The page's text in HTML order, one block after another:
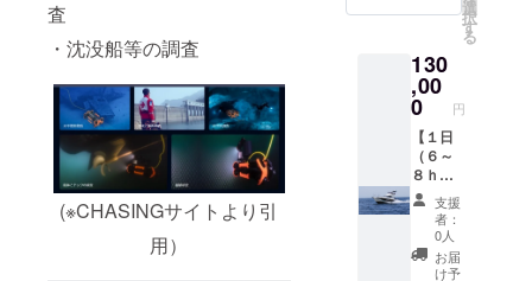
査
・沈没船等の調査
(※CHASINGサイトより引
用）
あって
非常に
美味し
く頂け
ます。
もちろ
んかに
みそも
たっぷ
りと詰
まって
ます。
身の繊
くデリ
ケート
な味わ
いで、
みずみ
ずしさ
の中に
甘みが
ありま
す。粗
塩で茹
でてあ
選
択
す
る
130
,00
0 円
【１日
（６～
８ｈ）
チャー
ター】
フィッ
シング
ボート
支援
者：
0人
お届
け予